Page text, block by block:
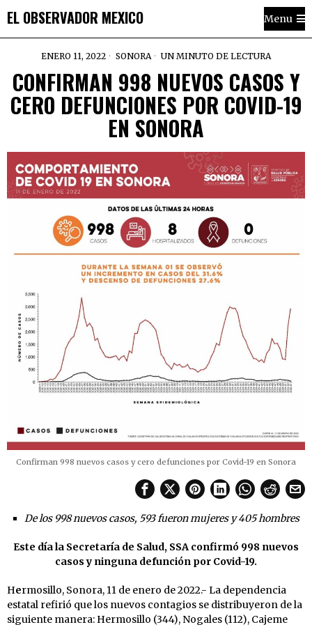
EL OBSERVADOR MEXICO Menu
ENERO 11, 2022 SONORA UN MINUTO DE LECTURA
CONFIRMAN 998 NUEVOS CASOS Y
CERO DEFUNCIONES POR COVID-19
EN SONORA
Confirman 998 nuevos casos y cero defunciones por Covid-19 en Sonora
De los 998 nuevos casos, 593 fueron mujeres y 405 hombres
Este día la Secretaría de Salud, SSA confirmó 998 nuevos
casos y ninguna defunción por Covid-19.
Hermosillo, Sonora, 11 de enero de 2022.- La dependencia
estatal refirió que los nuevos contagios se distribuyeron de la
siguiente manera: Hermosillo (344), Nogales (112), Cajeme